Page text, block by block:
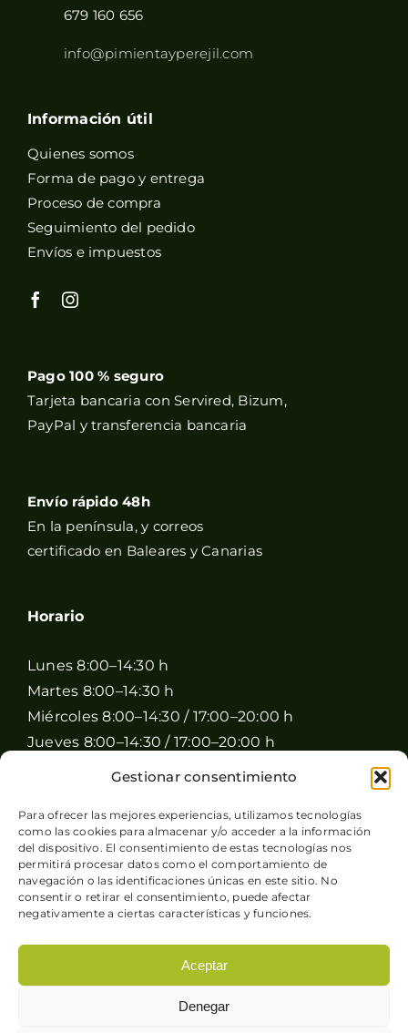
Gestionar consentimiento
Para ofrecer las mejores experiencias, utilizamos tecnologías
como las cookies para almacenar y/o acceder a la información
del dispositivo. El consentimiento de estas tecnologías nos
permitirá procesar datos como el comportamiento de
navegación o las identificaciones únicas en este sitio. No
consentir o retirar el consentimiento, puede afectar
negativamente a ciertas características y funciones.
Aceptar
Denegar
679 160 656
info@pimientayperejil.com
Información útil
Quienes somos
Forma de pago y entrega
Proceso de compra
Seguimiento del pedido
Envíos e impuestos
Pago 100 % seguro
Tarjeta bancaria con Servired, Bizum,
PayPal y transferencia bancaria
Envío rápido 48h
En la península, y correos
certificado en Baleares y Canarias
Horario
Lunes 8:00–14:30 h
Martes 8:00–14:30 h
Miércoles 8:00–14:30 / 17:00–20:00 h
Jueves 8:00–14:30 / 17:00–20:00 h
Viernes 8:00–14:30 / 17:00–20:00 h
Domingo Cerrado
© Copyright 2026 Pimienta y Perejil |
Política de privacidad-Condiciones generales de
Política de cookies| Sitio web desarrollado